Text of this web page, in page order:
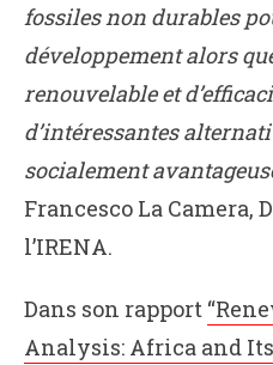
fossiles non durables
développement alors
renouvelable et
d’intéressantes
socialement
Francesco La Camera,
l’IRENA.
Dans son rapport
Analysis: Africa and Its